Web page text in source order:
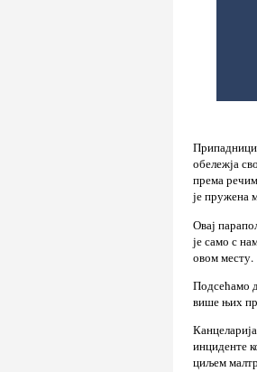
Припадници
обележја
према
је пружена
Овај
је само с
овом месту.
Подсећамо
више њих
инциденте
циљем